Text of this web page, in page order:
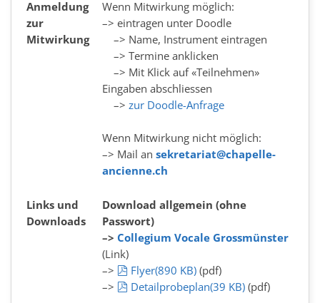
Anmeldung
zur
Mitwirkung
Wenn Mitwirkung möglich:
–> eintragen unter Doodle
–> Name, Instrument eintragen
–> Termine anklicken
–> Mit Klick auf «Teilnehmen»
Eingaben abschliessen
–> zur Doodle-Anfrage
Wenn Mitwirkung nicht möglich:
–> Mail an sekretariat@chapelle-
ancienne.ch
Links und
Downloads
Download allgemein (ohne
Passwort)
–> Collegium Vocale Grossmünster
(Link)
–>
pdf
Flyer(890 KB) (pdf)
–>
pdf
Detailprobeplan(39 KB) (pdf)